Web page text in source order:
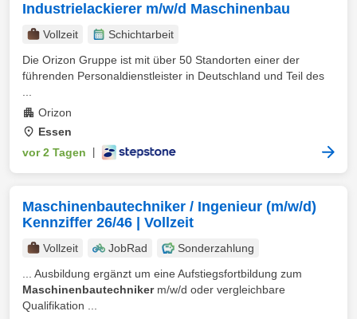
Industrielackierer m/w/d Maschinenbau
Vollzeit
Schichtarbeit
Die Orizon Gruppe ist mit über 50 Standorten einer der
führenden Personaldienstleister in Deutschland und Teil des
Orizon
Essen
vor 2 Tagen
Maschinenbautechniker / Ingenieur (m/w/d)
Kennziffer 26/46 | Vollzeit
Vollzeit JobRad
Sonderzahlung
... Ausbildung ergänzt um eine Aufstiegsfortbildung zum
Maschinenbautechnikerm/w/d oder vergleichbare
Qualifikation ...